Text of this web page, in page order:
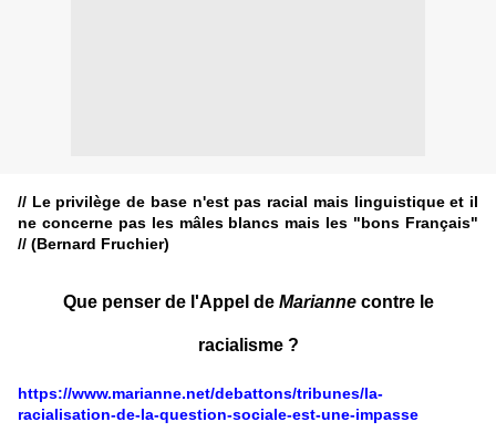
// Le privilège de base n'est pas racial mais linguistique et il
ne concerne pas les mâles blancs mais les "bons Français"
// (Bernard Fruchier)
Que penser de l'Appel de Mariannecontre le
racialisme ?
https://www.marianne.net/debattons/tribunes/la-
racialisation-de-la-question-sociale-est-une-impasse